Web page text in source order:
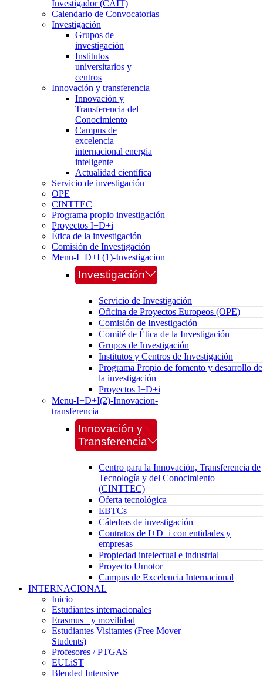
Investigador (CAIT)
Calendario de Convocatorias
Investigación
Grupos de
investigación
Institutos
universitarios y
centros
Innovación y transferencia
Innovación y
Transferencia del
Conocimiento
Campus de
excelencia
internacional energia
inteligente
Actualidad científica
Servicio de investigación
OPE
CINTTEC
Programa propio investigación
Proyectos I+D+i
Ética de la investigación
Comisión de Investigación
Menu-I+D+I (1)-Investigacion
Investigación
Servicio de Investigación
Oficina de Proyectos Europeos (OPE)
Comisión de Investigación
Comité de Ética de la Investigación
Grupos de Investigación
Institutos y Centros de Investigación
Programa Propio de fomento y desarrollo de
la investigación
Proyectos I+D+i
Menu-I+D+I(2)-Innovacion-
transferencia
Innovación y
Transferencia
Centro para la Innovación, Transferencia de
Tecnología y del Conocimiento
(CINTTEC)
Oferta tecnológica
EBTCs
Cátedras de investigación
Contratos de I+D+i con entidades y
empresas
Propiedad intelectual e industrial
Proyecto Umotor
Campus de Excelencia Internacional
INTERNACIONAL
Inicio
Estudiantes internacionales
Erasmus+ y movilidad
Estudiantes Visitantes (Free Mover
Students)
Profesores / PTGAS
EULiST
Blended Intensive